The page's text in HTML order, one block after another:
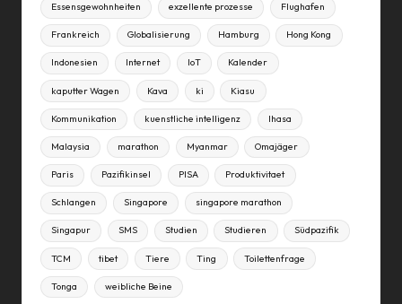
Essensgewohnheiten exzellente prozesse Flughafen
Frankreich Globalisierung Hamburg Hong Kong
Indonesien Internet IoT Kalender
kaputter Wagen Kava ki Kiasu
Kommunikation kuenstliche intelligenz lhasa
Malaysia marathon Myanmar Omajäger
Paris Pazifikinsel PISA Produktivitaet
Schlangen Singapore singapore marathon
Singapur SMS Studien Studieren Südpazifik
TCM tibet Tiere Ting Toilettenfrage
Tonga weibliche Beine